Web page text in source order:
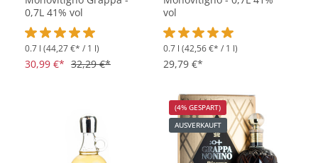
0,7L 41% vol
Durchschnittliche Bewertung von 5 von 5 Sternen
0.7 l (44,27 €* / 1 l)
30,99 €* 32,29 €*
vol
Durchschnittliche Bewertung
0.7 l (42,56 €* / 1 l)
29,79 €*
(4% GESPART)
AUSVERKAUFT